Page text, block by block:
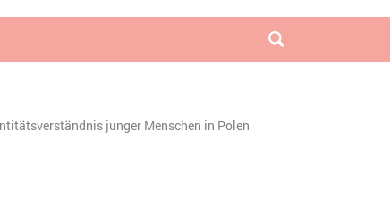
Suche öffnen
junger Menschen in Polen